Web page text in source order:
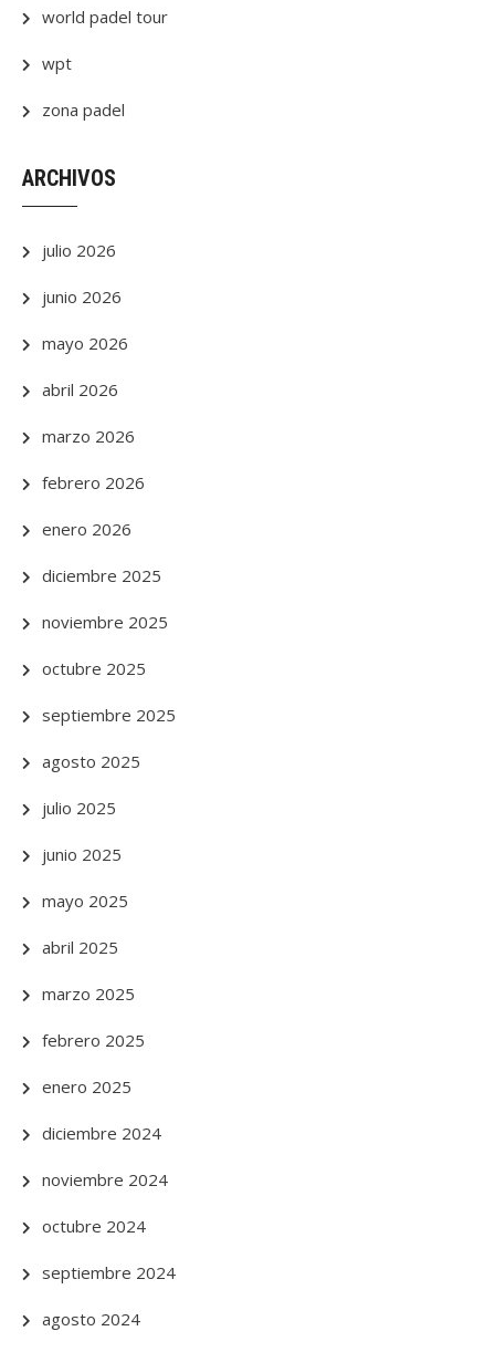
world padel tour
wpt
zona padel
ARCHIVOS
julio 2026
junio 2026
mayo 2026
abril 2026
marzo 2026
febrero 2026
enero 2026
diciembre 2025
noviembre 2025
octubre 2025
septiembre 2025
agosto 2025
julio 2025
junio 2025
mayo 2025
abril 2025
marzo 2025
febrero 2025
enero 2025
diciembre 2024
noviembre 2024
octubre 2024
septiembre 2024
agosto 2024